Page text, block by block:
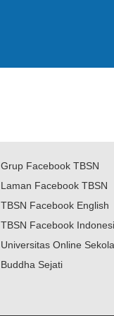
Grup Facebook TBSN
Laman Facebook TBSN
TBSN Facebook English
TBSN Facebook
Universitas Online
Buddha Sejati